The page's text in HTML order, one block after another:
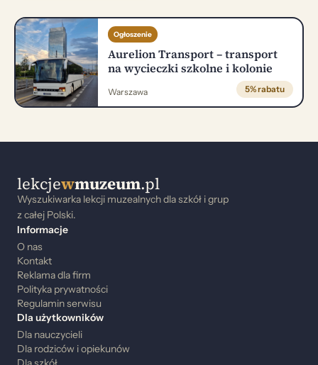
Ogłoszenie
Aurelion Transport – transport
na wycieczki szkolne i kolonie
Warszawa 5% rabatu
lekcjewmuzeum.pl
Wyszukiwarka lekcji muzealnych dla szkół i grup
z całej Polski.
Informacje
O nas
Kontakt
Reklama dla firm
Polityka prywatności
Regulamin serwisu
Dla użytkowników
Dla nauczycieli
Dla rodziców i opiekunów